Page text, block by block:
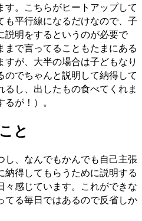
。こちらがヒートアップして
平行線になるだけなので、子
説明をするというのが必要で
で言ってることもたまにある
が、大半の場合は子どもなり
でちゃんと説明して納得して
るし、出したもの食べてくれま
が！）。
と
し、なんでもかんでも自己主張
納得してもらうために説明する
感じています。これができな
てる毎日ではあるので反省しか